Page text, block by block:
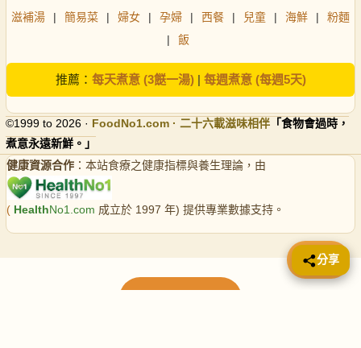
滋補湯 | 簡易菜 | 婦女 | 孕婦 | 西餐 | 兒童 | 海鮮 |
粉麵
|
飯
推薦： 每天煮意 (3餸一湯)| 每週煮意 (每週5天)
©1999 to 2026 · FoodNo1.com · 二十六載滋味相伴 「食物會過時，
煮意永遠新鮮。」
健康資源合作 ：本站食療之健康指標與養生理論，由
( HealthNo1.com 成立於 1997 年) 提供專業數據支持。
📤 分享
分享